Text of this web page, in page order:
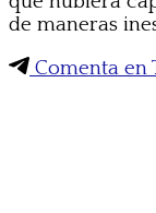
de maneras
Comenta en